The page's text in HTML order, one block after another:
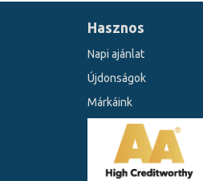
Hasznos
Napi ajánlat
Újdonságok
Márkáink